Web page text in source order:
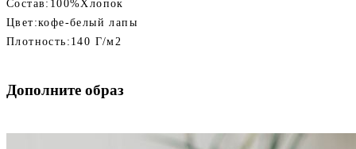
Состав: 100%Хлопок
Цвет:кофе-белый лапы
Плотность: 140 Г/м2
Дополните образ